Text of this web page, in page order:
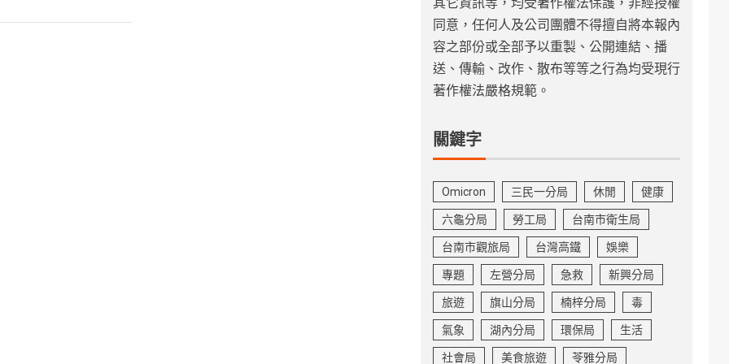
其它資訊等，均受著作權法保護，非經授權
同意，任何人及公司團體不得擅自將本報內
容之部份或全部予以重製、公開連結、播
送、傳輸、改作、散布等等之行為均受現行
著作權法嚴格規範。
關鍵字
Omicron 三民一分局 休閒 健康
六龜分局 勞工局 台南市衛生局
台南市觀旅局 台灣高鐵 娛樂
專題 左營分局 急救 新興分局
旅遊 旗山分局 楠梓分局 毒
氣象 湖內分局 環保局 生活
社會局 美食旅遊 苓雅分局